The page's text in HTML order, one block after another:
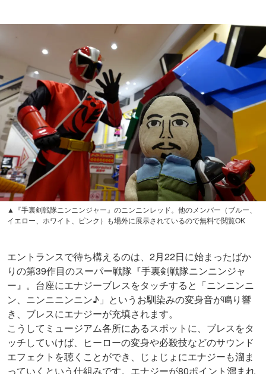
▲『手裏剣戦隊ニンニンジャー』のニンニンレッド。他のメンバー（ブルー、
イエロー、ホワイト、ピンク）も場外に展示されているので無料で閲覧OK
エントランスで待ち構えるのは、2月22日に始まったばか
りの第39作目のスーパー戦隊『手裏剣戦隊ニンニンジャ
ー』。台座にエナジーブレスをタッチすると「ニンニンニ
ン、ニンニニンニン♪」というお馴染みの変身音が鳴り響
き、ブレスにエナジーが充填されます。
こうしてミュージアム各所にあるスポットに、ブレスをタ
ッチしていけば、ヒーローの変身や必殺技などのサウンド
エフェクトを聴くことができ、じょじょにエナジーも溜ま
っていくという仕組みです。エナジーが80ポイント溜まれ